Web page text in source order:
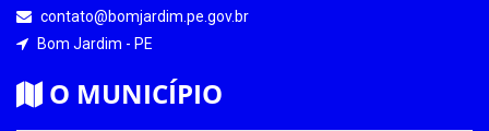
contato@bomjardim.pe.gov.br
Bom Jardim - PE
O MUNICÍPIO